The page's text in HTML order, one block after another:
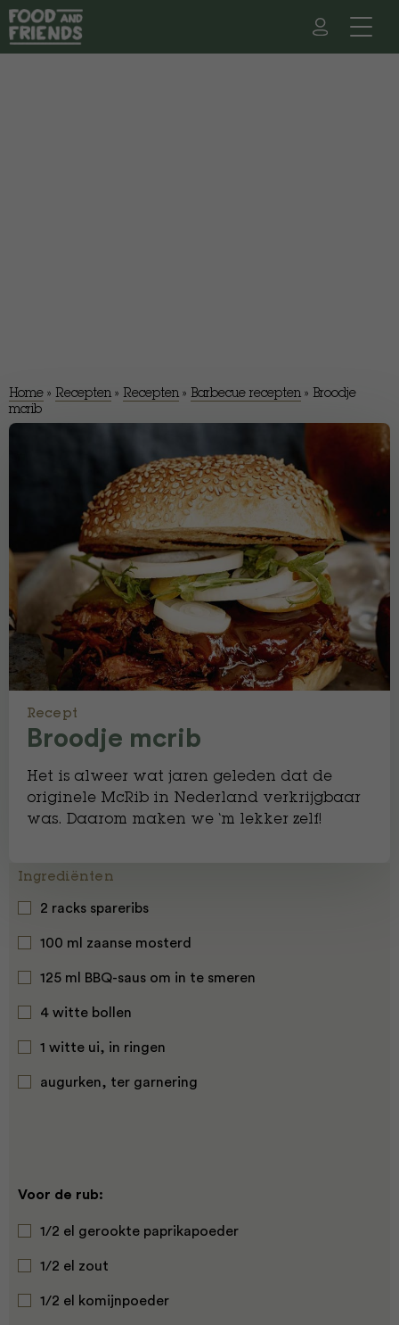
Home » Recepten » Recepten » Barbecue recepten » Broodje
mcrib
Recept
Broodje mcrib
Het is alweer wat jaren geleden dat de
originele McRib in Nederland verkrijgbaar
was. Daarom maken we ‘m lekker zelf!
Ingrediënten
2 racks spareribs
100 ml zaanse mosterd
125 ml BBQ-saus om in te smeren
4 witte bollen
1 witte ui, in ringen
augurken, ter garnering
Voor de rub:
1/2 el gerookte paprikapoeder
1/2 el zout
1/2 el komijnpoeder